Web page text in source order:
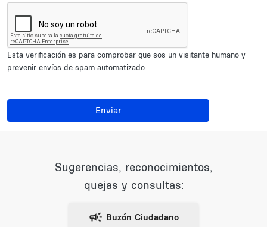
Esta verificación es para comprobar que sos un visitante humano y
prevenir envíos de spam automatizado.
Enviar
Sugerencias, reconocimientos,
quejas y consultas: